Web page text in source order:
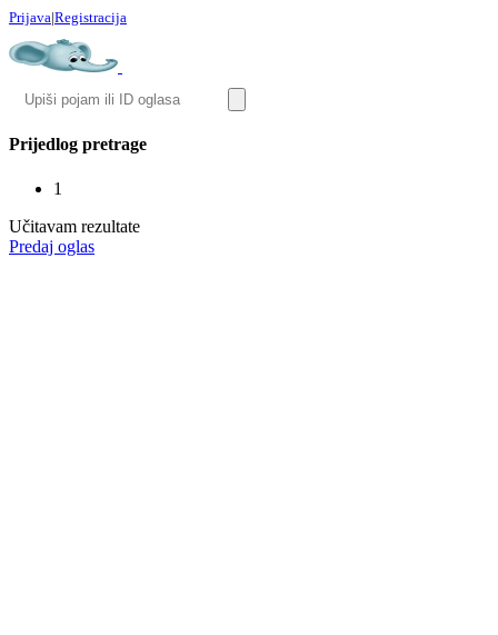
Prijava|Registracija
Prijedlog pretrage
1
Učitavam rezultate
Predaj oglas